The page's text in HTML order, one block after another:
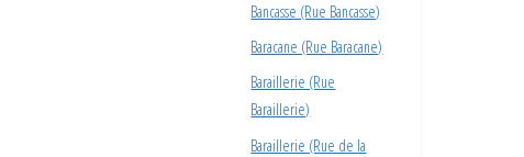
Bancasse (Rue Bancasse)
Baracane (Rue Baracane)
Baraillerie (Rue
Baraillerie)
Baraillerie (Rue de la